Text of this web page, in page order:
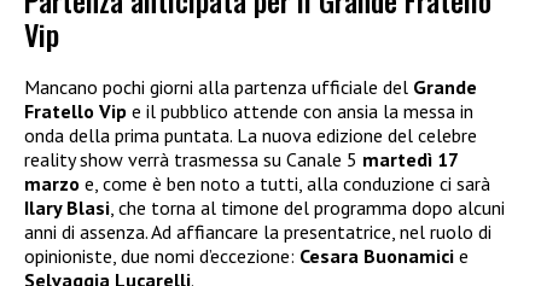
Vip
Mancano pochi giorni alla partenza ufficiale del Grande
Fratello Vip e il pubblico attende con ansia la messa in
onda della prima puntata. La nuova edizione del celebre
reality show verrà trasmessa su Canale 5 martedì 17
marzo e, come è ben noto a tutti, alla conduzione ci sarà
Ilary Blasi , che torna al timone del programma dopo alcuni
anni di assenza. Ad affiancare la presentatrice, nel ruolo di
opinioniste, due nomi d’eccezione: Cesara Buonamici e
Selvaggia Lucarelli.